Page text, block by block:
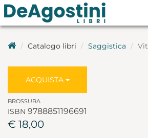
Catalogo libri Saggistica
ACQUISTA
BROSSURA
ISBN 9788851196691
€ 18,00